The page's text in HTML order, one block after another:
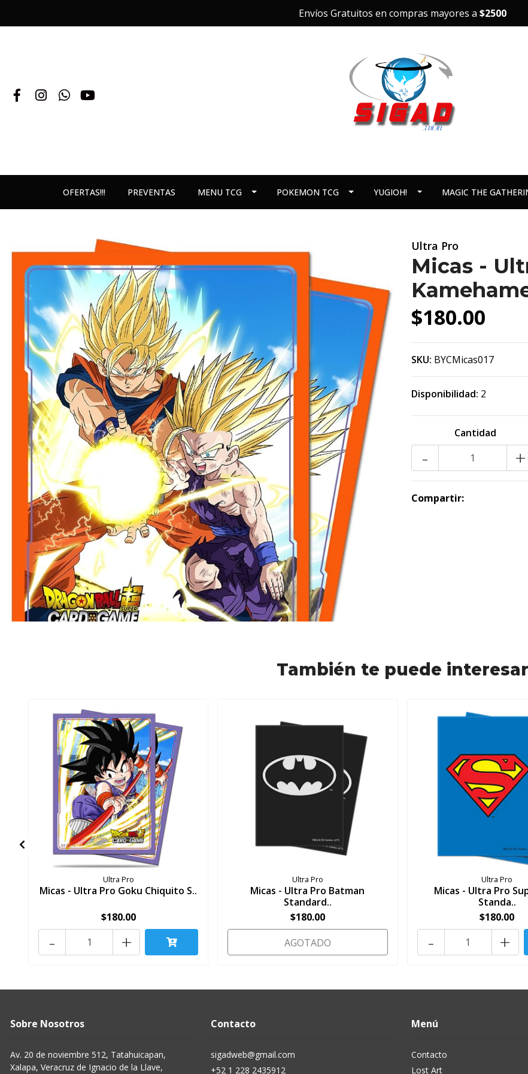
Envíos Gratuitos en compras mayores a $2500
OFERTAS!!! PREVENTAS MENU TCG POKEMON TCG YUGIOH! MAGIC THE
Ultra Pro
Micas -
$180.00
SKU: BYCMicas017
Disponibilidad: 2
Cantidad
+
-
Compartir:
También te puede interesar
Ultra Pro
Micas - Ultra Pro Goku Chiquito S..
$180.00
+
-
Ultra Pro
Micas - Ultra Pro Batman
Standard..
$180.00
AGOTADO
Ultra Pro
Micas - Ultra Pro
Standa..
$180.00
+
-
Sobre Nosotros
Av. 20 de noviembre 512, Tatahuicapan,
Xalapa, Veracruz de Ignacio de la Llave,
Contacto
sigadweb@gmail.com
+52 1 228 2435912
Menú
Contacto
Lost Art